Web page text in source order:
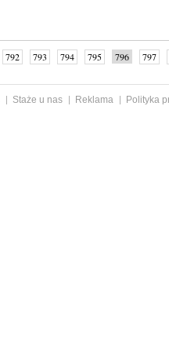
792 793 794 795 796
797
Staże u nas Reklama
Polityka